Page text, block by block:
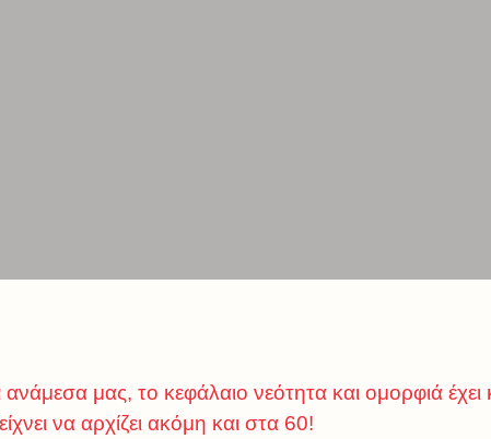
ανάμεσα μας, το κεφάλαιο νεότητα και ομορφιά
να αρχίζει ακόμη και στα 60!